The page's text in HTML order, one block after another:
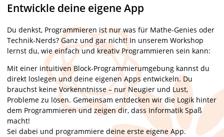
Entwickle deine eigene App
Du denkst, Programmieren ist nur was für Mathe-Genies oder
Technik-Nerds? Ganz und gar nicht! In unserem Workshop
lernst du, wie einfach und kreativ Programmieren sein kann:
Mit einer intuitiven Block-Programmierumgebung kannst du
direkt loslegen und deine eigenen Apps entwickeln. Du
brauchst keine Vorkenntnisse – nur Neugier und Lust,
Probleme zu lösen. Gemeinsam entdecken wir die Logik hinter
dem Programmieren und zeigen dir, dass Informatik Spaß
macht!
Sei dabei und programmiere deine erste eigene App.